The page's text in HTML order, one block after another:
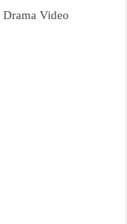
Video